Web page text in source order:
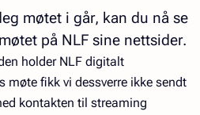
møtet i går, kan du nå se
på NLF sine nettsider.
holder NLF digitalt
møte fikk vi dessverre ikke sendt
kontakten til streaming